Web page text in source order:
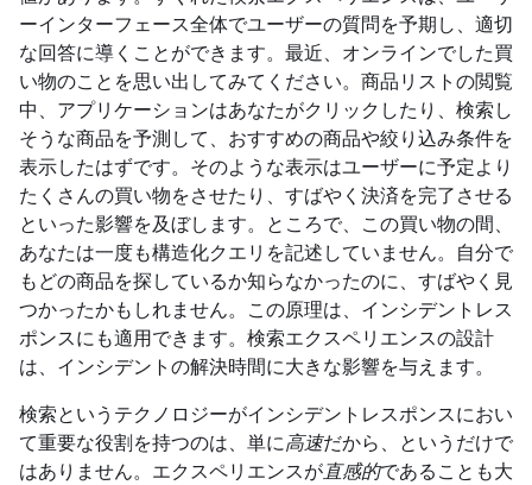
ーインターフェース全体でユーザーの質問を予期し、適切
な回答に導くことができます。最近、オンラインでした買
い物のことを思い出してみてください。商品リストの閲覧
中、アプリケーションはあなたがクリックしたり、検索し
そうな商品を予測して、おすすめの商品や絞り込み条件を
表示したはずです。そのような表示はユーザーに予定より
たくさんの買い物をさせたり、すばやく決済を完了させる
といった影響を及ぼします。ところで、この買い物の間、
あなたは一度も構造化クエリを記述していません。自分で
もどの商品を探しているか知らなかったのに、すばやく見
つかったかもしれません。この原理は、インシデントレス
ポンスにも適用できます。検索エクスペリエンスの設計
は、インシデントの解決時間に大きな影響を与えます。
検索というテクノロジーがインシデントレスポンスにおい
て重要な役割を持つのは、単に高速だから、というだけで
はありません。エクスペリエンスが直感的であることも大